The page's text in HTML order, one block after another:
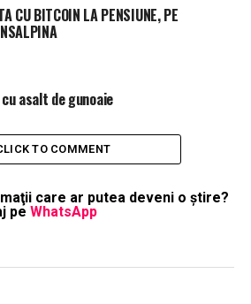
CU BITCOIN LA PENSIUNE, PE
asalt de gunoaie
TO COMMENT
care ar putea deveni o ştire?
pe WhatsApp